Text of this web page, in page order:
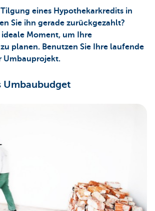
Tilgung eines Hypothekarkredits in
Sie ihn gerade zurückgezahlt?
ideale Moment, um Ihre
planen. Benutzen Sie Ihre laufende
Umbauprojekt.
Umbaubudget